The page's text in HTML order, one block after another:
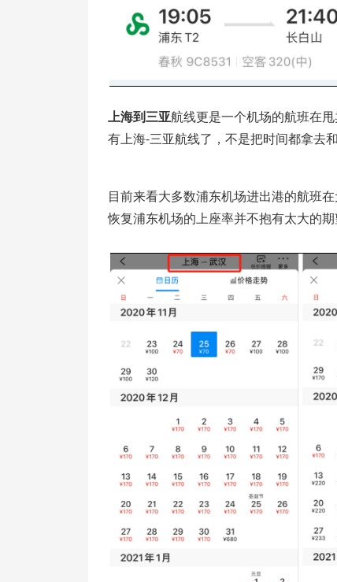
上海到三亚航线更是一个机场的航班在
有上海-三亚航线了，不是把时间都拿去
目前来看大多数浦东机场进出港的航班
恢复浦东机场的上座率并不抱有太大的期